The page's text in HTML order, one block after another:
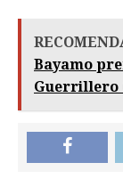
Bayamo
Guerrillero